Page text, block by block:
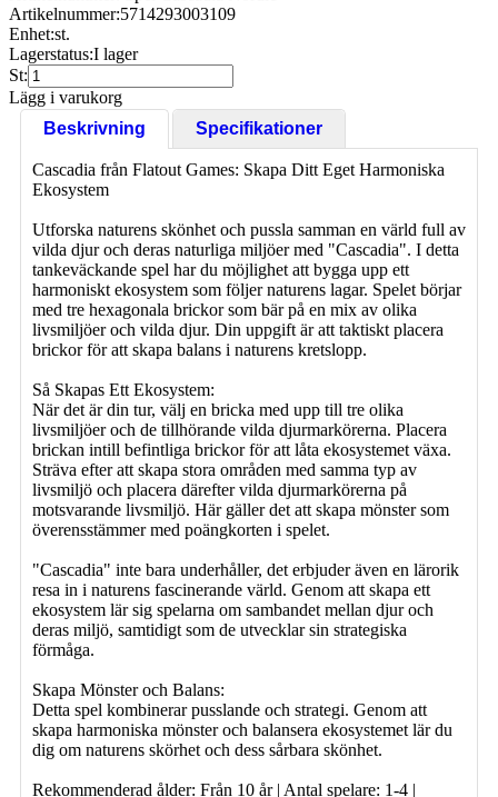
Artikelnummer:5714293003109
Enhet:st.
Lagerstatus:I lager
St:
Lägg i varukorg
Beskrivning
Specifikationer
Cascadia från Flatout Games: Skapa Ditt Eget Harmoniska
Ekosystem
Utforska naturens skönhet och pussla samman en värld full av
vilda djur och deras naturliga miljöer med "Cascadia". I detta
tankeväckande spel har du möjlighet att bygga upp ett
harmoniskt ekosystem som följer naturens lagar. Spelet börjar
med tre hexagonala brickor som bär på en mix av olika
livsmiljöer och vilda djur. Din uppgift är att taktiskt placera
brickor för att skapa balans i naturens kretslopp.
Så Skapas Ett Ekosystem:
När det är din tur, välj en bricka med upp till tre olika
livsmiljöer och de tillhörande vilda djurmarkörerna. Placera
brickan intill befintliga brickor för att låta ekosystemet växa.
Sträva efter att skapa stora områden med samma typ av
livsmiljö och placera därefter vilda djurmarkörerna på
motsvarande livsmiljö. Här gäller det att skapa mönster som
överensstämmer med poängkorten i spelet.
"Cascadia" inte bara underhåller, det erbjuder även en lärorik
resa in i naturens fascinerande värld. Genom att skapa ett
ekosystem lär sig spelarna om sambandet mellan djur och
deras miljö, samtidigt som de utvecklar sin strategiska
förmåga.
Skapa Mönster och Balans:
Detta spel kombinerar pusslande och strategi. Genom att
skapa harmoniska mönster och balansera ekosystemet lär du
dig om naturens skörhet och dess sårbara skönhet.
Rekommenderad ålder: Från 10 år | Antal spelare: 1-4 |